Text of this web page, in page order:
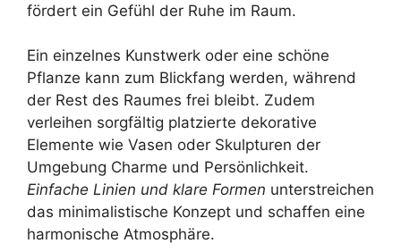
fördert ein Gefühl der Ruhe im Raum.
Ein einzelnes Kunstwerk oder eine schöne
Pflanze kann zum Blickfang werden, während
der Rest des Raumes frei bleibt. Zudem
verleihen sorgfältig platzierte dekorative
Elemente wie Vasen oder Skulpturen der
Umgebung Charme und Persönlichkeit.
Einfache Linien und klare Formen unterstreichen
das minimalistische Konzept und schaffen eine
harmonische Atmosphäre.